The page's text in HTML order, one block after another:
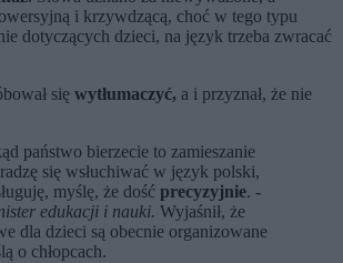
i krzywdzącą, choć w tego typu
dotyczących dzieci, na język trzeba zwracać
się wytłumaczyć, a i przyznał, że nie
państwo bierzecie to zamieszanie
się wsłuchiwać w język polski,
myślę, że dość precyzyjnie. -
edukacji i nauki. Wyjaśnił, że
dla dzieci są obecnie organizowane
o chłopcach.